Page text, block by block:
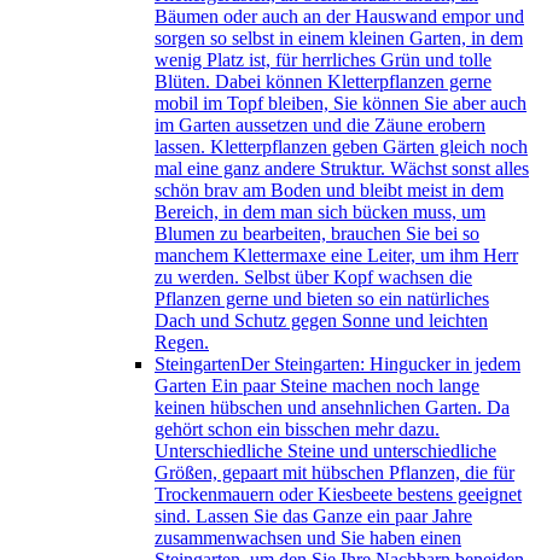
Bäumen oder auch an der Hauswand empor und
sorgen so selbst in einem kleinen Garten, in dem
wenig Platz ist, für herrliches Grün und tolle
Blüten. Dabei können Kletterpflanzen gerne
mobil im Topf bleiben, Sie können Sie aber auch
im Garten aussetzen und die Zäune erobern
lassen. Kletterpflanzen geben Gärten gleich noch
mal eine ganz andere Struktur. Wächst sonst alles
schön brav am Boden und bleibt meist in dem
Bereich, in dem man sich bücken muss, um
Blumen zu bearbeiten, brauchen Sie bei so
manchem Klettermaxe eine Leiter, um ihm Herr
zu werden. Selbst über Kopf wachsen die
Pflanzen gerne und bieten so ein natürliches
Dach und Schutz gegen Sonne und leichten
Regen.
SteingartenDer Steingarten: Hingucker in jedem
Garten Ein paar Steine machen noch lange
keinen hübschen und ansehnlichen Garten. Da
gehört schon ein bisschen mehr dazu.
Unterschiedliche Steine und unterschiedliche
Größen, gepaart mit hübschen Pflanzen, die für
Trockenmauern oder Kiesbeete bestens geeignet
sind. Lassen Sie das Ganze ein paar Jahre
zusammenwachsen und Sie haben einen